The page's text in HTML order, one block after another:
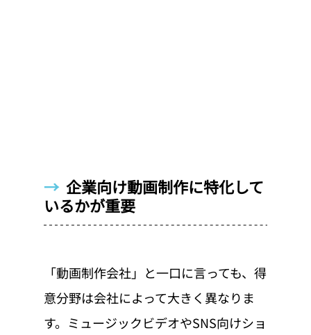
→ 企業向け動画制作に特化して
いるかが重要
「動画制作会社」と一口に言っても、得
意分野は会社によって大きく異なりま
す。ミュージックビデオやSNS向けショ